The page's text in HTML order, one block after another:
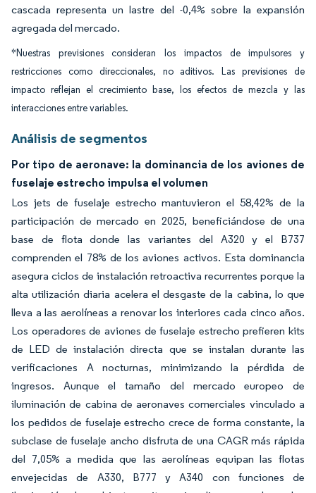
cascada representa un lastre del -0,4% sobre la expansión
agregada del mercado.
*Nuestras previsiones consideran los impactos de impulsores y
restricciones como direccionales, no aditivos. Las previsiones de
impacto reflejan el crecimiento base, los efectos de mezcla y las
interacciones entre variables.
Análisis de segmentos
Por tipo de aeronave: la dominancia de los aviones de
fuselaje estrecho impulsa el volumen
Los jets de fuselaje estrecho mantuvieron el 58,42% de la
participación de mercado en 2025, beneficiándose de una
base de flota donde las variantes del A320 y el B737
comprenden el 78% de los aviones activos. Esta dominancia
asegura ciclos de instalación retroactiva recurrentes porque la
alta utilización diaria acelera el desgaste de la cabina, lo que
lleva a las aerolíneas a renovar los interiores cada cinco años.
Los operadores de aviones de fuselaje estrecho prefieren kits
de LED de instalación directa que se instalan durante las
verificaciones A nocturnas, minimizando la pérdida de
ingresos. Aunque el tamaño del mercado europeo de
iluminación de cabina de aeronaves comerciales vinculado a
los pedidos de fuselaje estrecho crece de forma constante, la
subclase de fuselaje ancho disfruta de una CAGR más rápida
del 7,05% a medida que las aerolíneas equipan las flotas
envejecidas de A330, B777 y A340 con funciones de